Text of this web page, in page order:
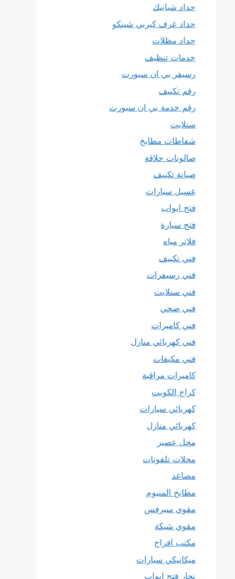
حداد شبابيك
حداد غرف كيربي شينكو
حداد مظلات
خدمات تنظيف
رسيفر بي ان سبورت
رقم تكييف
رقم خدمة بي ان سبورت
ستلايت
شفاطات مطابخ
صالونات حلاقة
صيانة تكييف
غسيل سيارات
فتح ابواب
فتح سيارة
فلاتر مياه
فني تكييف
فني رسيفرات
فني ستلايت
فني صحي
فني كاميرات
فني كهربائي منازل
فني مكيفات
كاميرات مراقبة
كراج الكويت
كهربائي سيارات
كهربائي منازل
محل عصير
محلات تلفونات
مصاعد
مطابخ المنيوم
مقوي سيرفس
مقوي شبكة
مكتب افراح
ميكانيكي سيارات
نجار فتح ابواب